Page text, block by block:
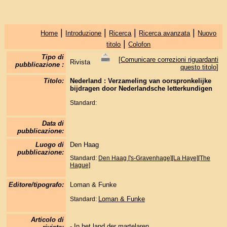
Home | Introduzione | Ricerca | Ricerca avanzata | Nuovo
titolo |Colofon
Tipo di
pubblicazione :
Rivista [Comunicare correzioni riguardanti
questo titolo]
Titolo:
Nederland : Verzameling van oorspronkelijke
bijdragen door Nederlandsche letterkundigen
Standard:
Data di
pubblicazione:
Luogo di
pubblicazione:
Den Haag
Standard: Den Haag ['s-Gravenhage][La Haye][The
Hague]
Editore/tipografo: Loman & Funke
Standard: Loman & Funke
Articolo di